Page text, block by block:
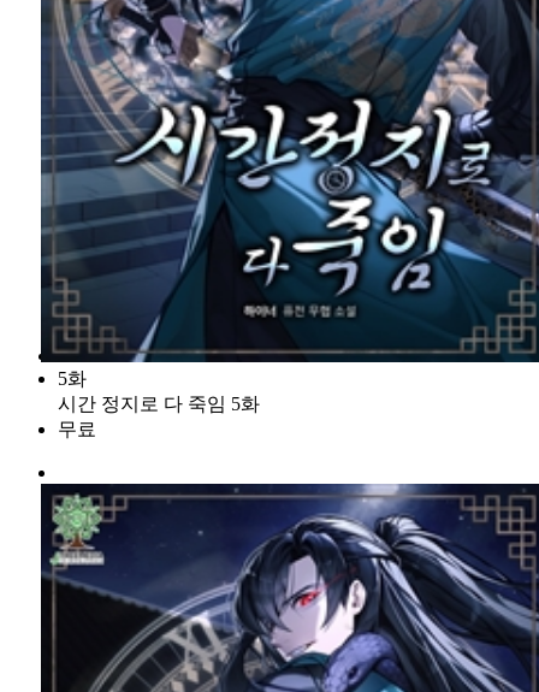
5화
시간 정지로 다 죽임 5화
무료